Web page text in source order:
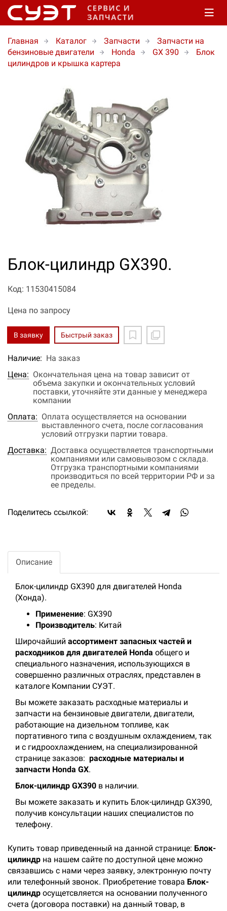
Главная Каталог Запчасти
Запчасти на
бензиновые двигатели
Honda GX 390
Блок
цилиндров и крышка картера
Блок-цилиндр GX390.
Код: 11530415084
Цена по запросу
В заявку Быстрый заказ
Наличие: На заказ
Цена: Окончательная цена на товар зависит от
объема закупки и окончательных условий
поставки, уточняйте эти данные у менеджера
компании
Оплата: Оплата осуществляется на основании
выставленного счета, после согласования
условий отгрузки партии товара.
Доставка: Доставка осуществляется транспортными
компаниями или самовывозом с склада.
Отгрузка транспортными компаниями
производиться по всей территории РФ и за
ее пределы.
Поделитесь ссылкой:
Описание
Блок-цилиндр GX390 для двигателей Honda
(Хонда).
Применение: GX390
Производитель: Китай
Широчайший ассортимент запасных частей и
расходников для двигателей Honda общего и
специального назначения, использующихся в
совершенно различных отраслях, представлен в
каталоге Компании СУЭТ.
Вы можете заказать расходные материалы и
запчасти на бензиновые двигатели, двигатели,
работающие на дизельном топливе, как
портативного типа с воздушным охлаждением, так
и с гидроохлаждением, на специализированной
странице заказов: расходные материалы и
запчасти Honda GX.
Блок-цилиндр GX390 в наличии.
Вы можете заказать и купить Блок-цилиндр GX390,
получив консультации наших специалистов по
телефону.
Купить товар приведенный на данной странице: Блок-
цилиндр на нашем сайте по доступной цене можно
связавшись с нами через заявку, электронную почту
или телефонный звонок. Приобретение товара Блок-
цилиндр осущетсвляется на основании полученного
счета (договора поставки) на данный товар, в